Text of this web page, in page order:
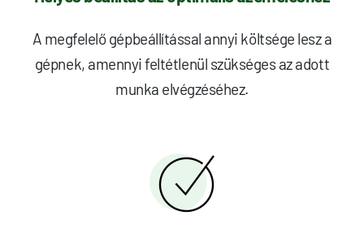
A megfelelő gépbeállítással annyi költsége lesz a
gépnek, amennyi feltétlenül szükséges az adott
munka elvégzéséhez.